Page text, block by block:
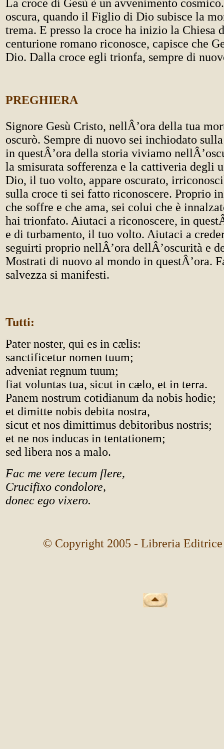
La croce di Gesù è un avvenimento
oscura, quando il Figlio di Dio subisce la
trema. E presso la croce ha inizio la Chiesa
centurione romano riconosce, capisce che
Dio. Dalla croce egli trionfa, sempre di
PREGHIERA
Signore Gesù Cristo, nellÂ’ora della tua
oscurò. Sempre di nuovo sei inchiodato
in questÂ’ora della storia viviamo
la smisurata sofferenza e la cattiveria degli
Dio, il tuo volto, appare oscurato,
sulla croce ti sei fatto riconoscere. Proprio
che soffre e che ama, sei colui che è
hai trionfato. Aiutaci a riconoscere, in
e di turbamento, il tuo volto. Aiutaci a
seguirti proprio nellÂ’ora dellÂ’oscurità e
Mostrati di nuovo al mondo in questÂ’ora.
salvezza si manifesti.
Tutti:
Pater noster, qui es in cælis:
sanctificetur nomen tuum;
adveniat regnum tuum;
fiat voluntas tua, sicut in cælo, et in terra.
Panem nostrum cotidianum da nobis hodie;
et dimitte nobis debita nostra,
sicut et nos dimittimus debitoribus nostris;
et ne nos inducas in tentationem;
sed libera nos a malo.
Fac me vere tecum flere,
Crucifixo condolore,
donec ego vixero.
© Copyright 2005 - Libreria Editrice